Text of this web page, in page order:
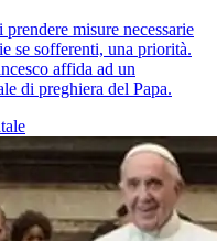
misure necessarie
se sofferenti, una priorità.
affida ad un
di preghiera del Papa.